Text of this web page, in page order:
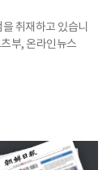
취재하고 있습니
부, 온라인뉴스